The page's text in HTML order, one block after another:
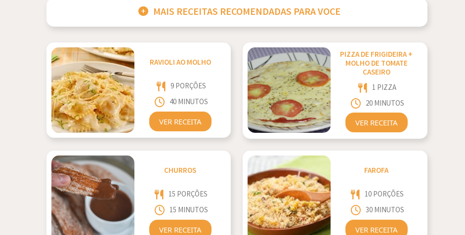
MAIS RECEITAS RECOMENDADAS PARA VOCE
RAVIOLI AO MOLHO
9 PORÇÕES
40 MINUTOS
VER RECEITA
PIZZA DE FRIGIDEIRA +
MOLHO DE TOMATE
CASEIRO
1 PIZZA
20 MINUTOS
VER RECEITA
CHURROS
15 PORÇÕES
15 MINUTOS
VER RECEITA
FAROFA
10 PORÇÕES
30 MINUTOS
VER RECEITA